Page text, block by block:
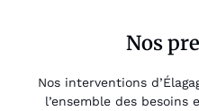
Nos
Nos interventions
l’ensemble des besoins